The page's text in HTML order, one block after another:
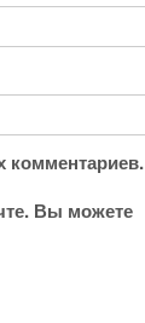
комментариев.
Вы можете